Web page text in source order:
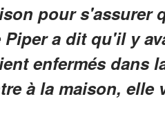
pour s'assurer
a dit qu'il y
enfermés dans
à la maison,